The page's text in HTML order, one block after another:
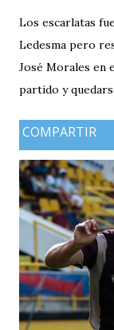
Los escarlatas
Ledesma pero
José Morales en
partido y
COMPARTIR